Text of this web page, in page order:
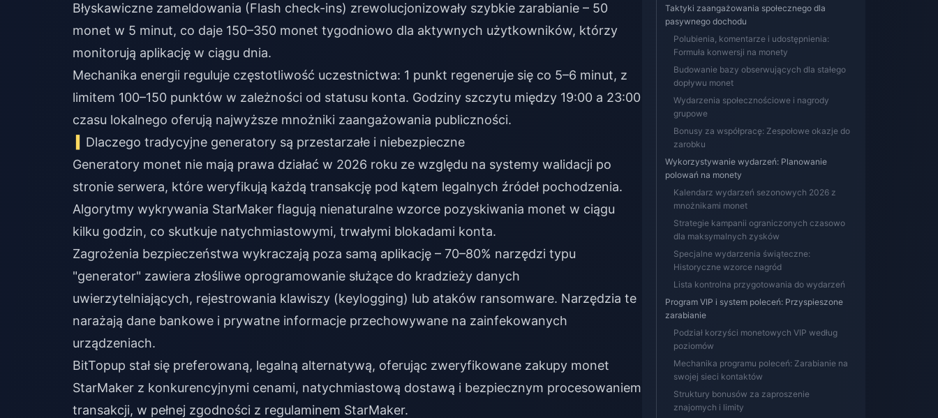
Błyskawiczne zameldowania (Flash check-ins) zrewolucjonizowały szybkie zarabianie – 50
monet w 5 minut, co daje 150–350 monet tygodniowo dla aktywnych użytkowników, którzy
monitorują aplikację w ciągu dnia.
Mechanika energii reguluje częstotliwość uczestnictwa: 1 punkt regeneruje się co 5–6 minut, z
limitem 100–150 punktów w zależności od statusu konta. Godziny szczytu między 19:00 a 23:00
czasu lokalnego oferują najwyższe mnożniki zaangażowania publiczności.
Dlaczego tradycyjne generatory są przestarzałe i niebezpieczne
Generatory monet nie mają prawa działać w 2026 roku ze względu na systemy walidacji po
stronie serwera, które weryfikują każdą transakcję pod kątem legalnych źródeł pochodzenia.
Algorytmy wykrywania StarMaker flagują nienaturalne wzorce pozyskiwania monet w ciągu
kilku godzin, co skutkuje natychmiastowymi, trwałymi blokadami konta.
Zagrożenia bezpieczeństwa wykraczają poza samą aplikację – 70–80% narzędzi typu
"generator" zawiera złośliwe oprogramowanie służące do kradzieży danych
uwierzytelniających, rejestrowania klawiszy (keylogging) lub ataków ransomware. Narzędzia te
narażają dane bankowe i prywatne informacje przechowywane na zainfekowanych
urządzeniach.
BitTopup stał się preferowaną, legalną alternatywą, oferując zweryfikowane zakupy monet
StarMaker z konkurencyjnymi cenami, natychmiastową dostawą i bezpiecznym procesowaniem
transakcji, w pełnej zgodności z regulaminem StarMaker.
Taktyki zaangażowania społecznego dla
pasywnego dochodu
Polubienia, komentarze i udostępnienia:
Formuła konwersji na monety
Budowanie bazy obserwujących dla stałego
dopływu monet
Wydarzenia społecznościowe i nagrody
grupowe
Bonusy za współpracę: Zespołowe okazje do
zarobku
Wykorzystywanie wydarzeń: Planowanie
polowań na monety
Kalendarz wydarzeń sezonowych 2026 z
mnożnikami monet
Strategie kampanii ograniczonych czasowo
dla maksymalnych zysków
Specjalne wydarzenia świąteczne:
Historyczne wzorce nagród
Lista kontrolna przygotowania do wydarzeń
Program VIP i system poleceń: Przyspieszone
zarabianie
Podział korzyści monetowych VIP według
poziomów
Mechanika programu poleceń: Zarabianie na
swojej sieci kontaktów
Struktury bonusów za zaproszenie
znajomych i limity